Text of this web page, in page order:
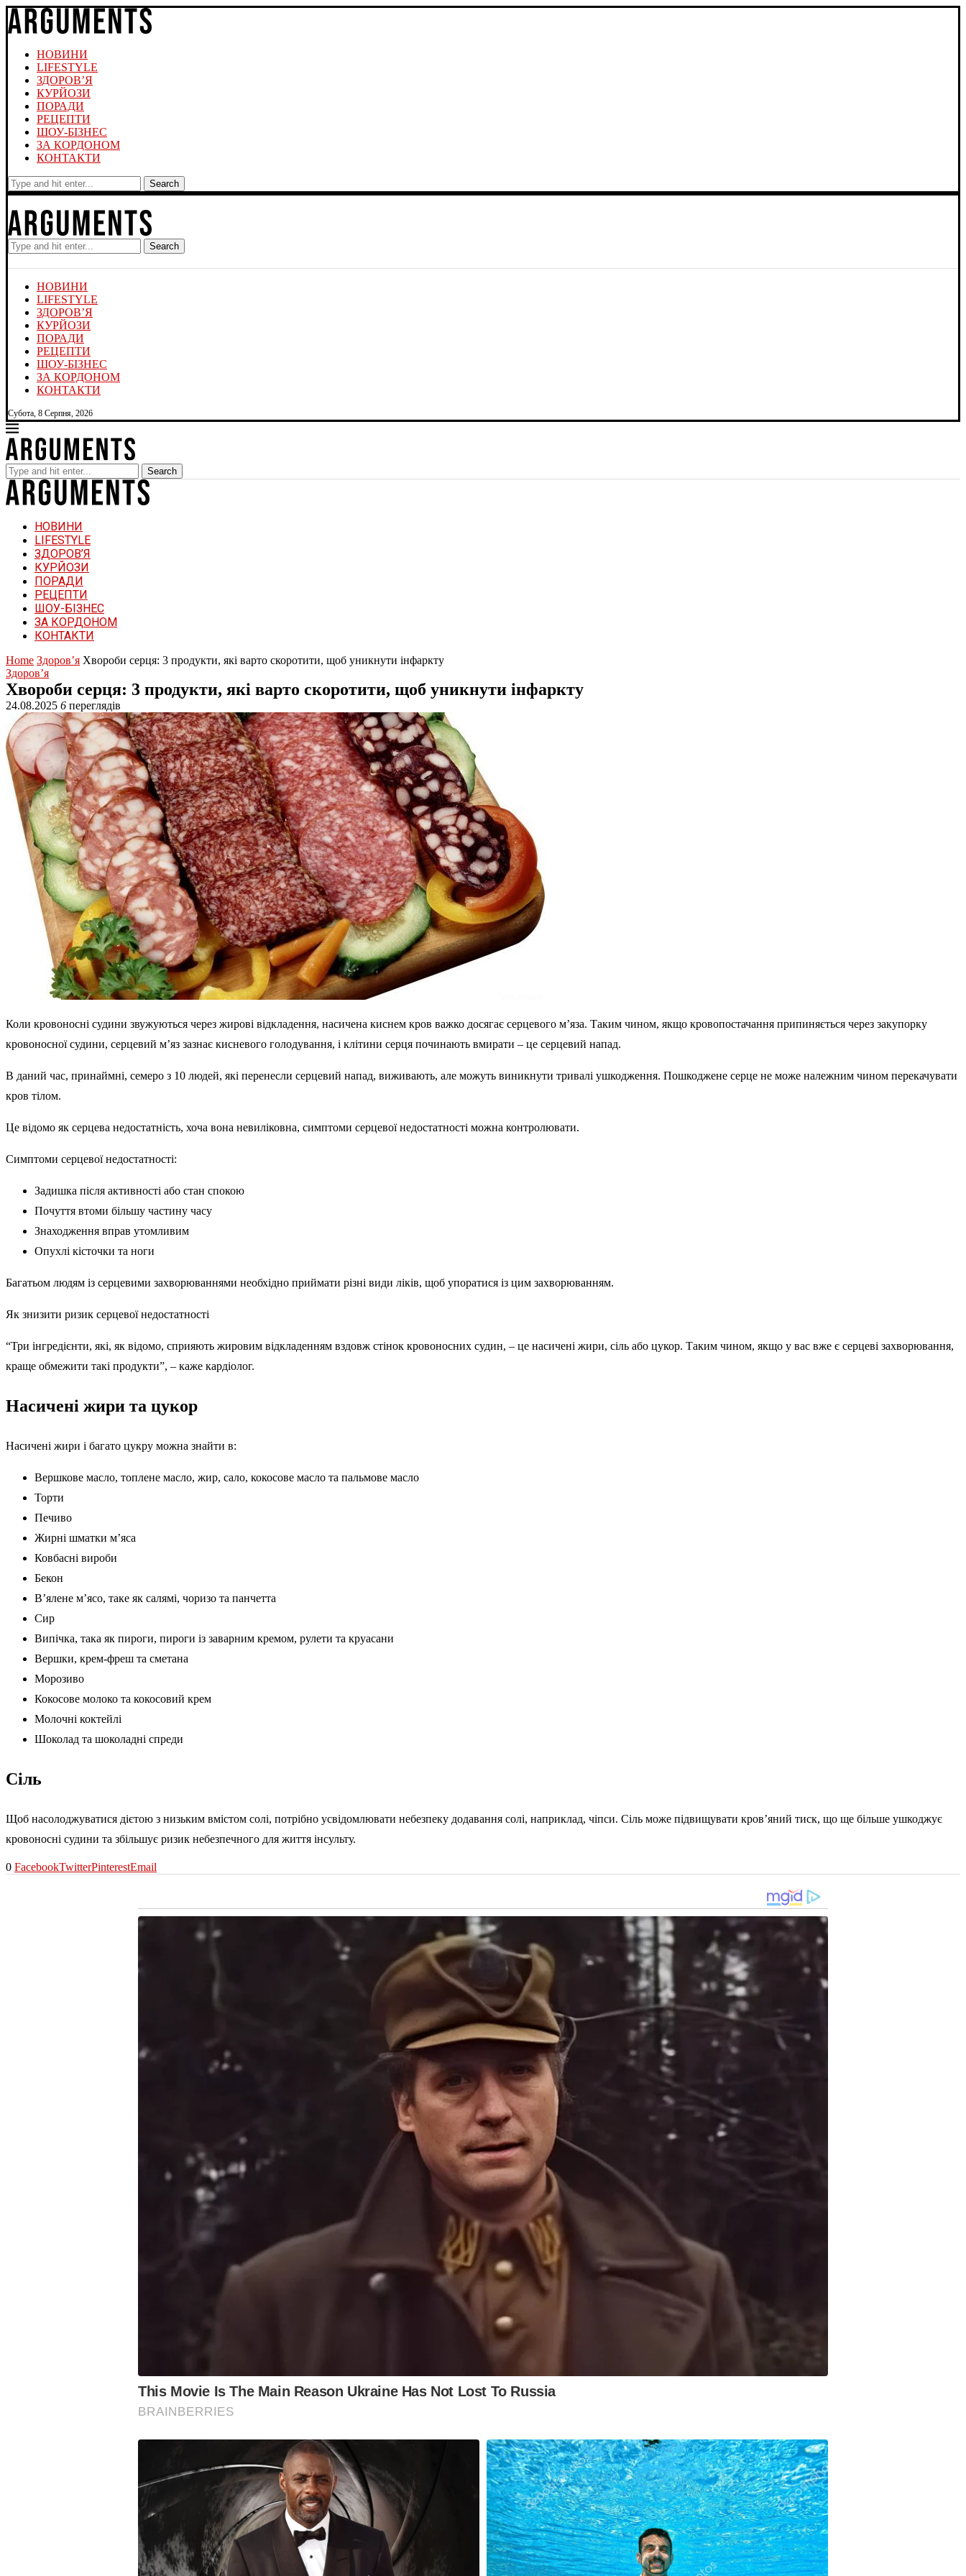
НОВИНИ
LIFESTYLE
ЗДОРОВ’Я
КУРЙОЗИ
ПОРАДИ
РЕЦЕПТИ
ШОУ-БІЗНЕС
ЗА КОРДОНОМ
КОНТАКТИ
Search
Search
НОВИНИ
LIFESTYLE
ЗДОРОВ’Я
КУРЙОЗИ
ПОРАДИ
РЕЦЕПТИ
ШОУ-БІЗНЕС
ЗА КОРДОНОМ
КОНТАКТИ
Субота, 8 Серпня, 2026
Search
НОВИНИ
LIFESTYLE
ЗДОРОВ’Я
КУРЙОЗИ
ПОРАДИ
РЕЦЕПТИ
ШОУ-БІЗНЕС
ЗА КОРДОНОМ
КОНТАКТИ
Home Здоров’я Хвороби серця: 3 продукти, які варто скоротити, щоб уникнути інфаркту
Здоров’я
Хвороби серця: 3 продукти, які варто скоротити, щоб уникнути інфаркту
24.08.2025 6 переглядів
Коли кровоносні судини звужуються через жирові відкладення, насичена киснем кров важко досягає серцевого м’яза. Таким чином, якщо кровопостачання припиняється через закупорку
кровоносної судини, серцевий м’яз зазнає кисневого голодування, і клітини серця починають вмирати – це серцевий напад.
В даний час, принаймні, семеро з 10 людей, які перенесли серцевий напад, виживають, але можуть виникнути тривалі ушкодження. Пошкоджене серце не може належним чином перекачувати
кров тілом.
Це відомо як серцева недостатність, хоча вона невиліковна, симптоми серцевої недостатності можна контролювати.
Симптоми серцевої недостатності:
Задишка після активності або стан спокою
Почуття втоми більшу частину часу
Знаходження вправ утомливим
Опухлі кісточки та ноги
Багатьом людям із серцевими захворюваннями необхідно приймати різні види ліків, щоб упоратися із цим захворюванням.
Як знизити ризик серцевої недостатності
“Три інгредієнти, які, як відомо, сприяють жировим відкладенням вздовж стінок кровоносних судин, – це насичені жири, сіль або цукор. Таким чином, якщо у вас вже є серцеві захворювання,
краще обмежити такі продукти”, – каже кардіолог.
Насичені жири та цукор
Насичені жири і багато цукру можна знайти в:
Вершкове масло, топлене масло, жир, сало, кокосове масло та пальмове масло
Торти
Печиво
Жирні шматки м’яса
Ковбасні вироби
Бекон
В’ялене м’ясо, таке як салямі, чоризо та панчетта
Сир
Випічка, така як пироги, пироги із заварним кремом, рулети та круасани
Вершки, крем-фреш та сметана
Морозиво
Кокосове молоко та кокосовий крем
Молочні коктейлі
Шоколад та шоколадні спреди
Сіль
Щоб насолоджуватися дієтою з низьким вмістом солі, потрібно усвідомлювати небезпеку додавання солі, наприклад, чіпси. Сіль може підвищувати кров’яний тиск, що ще більше ушкоджує
кровоносні судини та збільшує ризик небезпечного для життя інсульту.
0 FacebookTwitterPinterestEmail